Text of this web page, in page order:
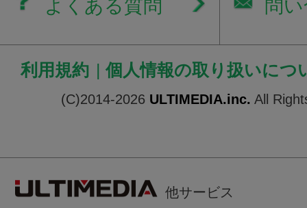
よくある質問 問
利用規約 | 個人情報の取り扱いにつ
(C)2014-2026 ULTIMEDIA.inc. All
他サービス